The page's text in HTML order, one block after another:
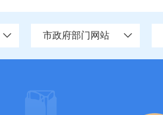
市政府部门网站